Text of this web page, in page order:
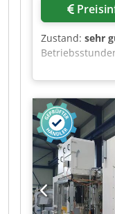
Zustand: sehr
werden per E-
Afksf